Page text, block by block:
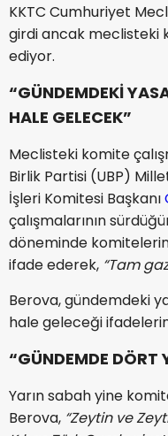
KKTC Cumhuriyet
girdi ancak meclisteki
ediyor.
“GÜNDEMDEKİ
HALE GELECEK”
Meclisteki komite
Birlik Partisi (UBP)
İşleri Komitesi Başkanı
çalışmalarının
döneminde
ifade ederek, “Tam
Berova, gündemdeki
hale geleceği
“GÜNDEMDE DÖRT
Yarın sabah yine
Berova, “Zeytin ve